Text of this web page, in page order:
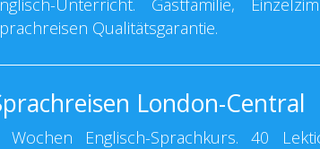
Unterricht. Gastfamilie,
Qualitätsgarantie.
London-Central
Wochen Englisch-Sprachkurs. 40